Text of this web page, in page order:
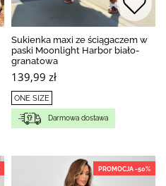
Sukienka maxi ze ściągaczem w
paski Moonlight Harbor biało-
granatowa
139,99 zł
ONE SIZE
Darmowa dostawa
PROMOCJA -50%